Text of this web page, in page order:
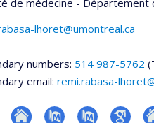
lhoret@umontreal.ca
numbers: 514 987-5762
email: remi.rabasa-